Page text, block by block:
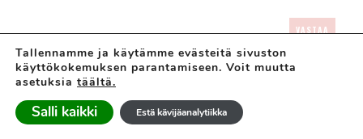
ANONYYMI
30/06/2012 at 18:16
VASTAA
Löysin sun blogin vasta ja todella tykästyin
juttuihisi! 🙂 Mustakin tulossa lähiömutsi kun
Tallennamme ja käytämme evästeitä sivuston
käyttökokemuksen parantamiseen. Voit muutta
asetuksia täältä.
Salli kaikki Estä kävijäanalytiikka